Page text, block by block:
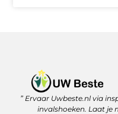
” Ervaar Uwbeste.nl via
invalshoeken. Laat je